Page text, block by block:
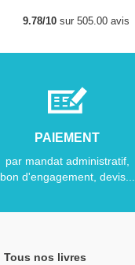
9.78/10sur 505.00 avis
PAIEMENT
par mandat administratif,
bon d'engagement, devis...
Tous nos livres